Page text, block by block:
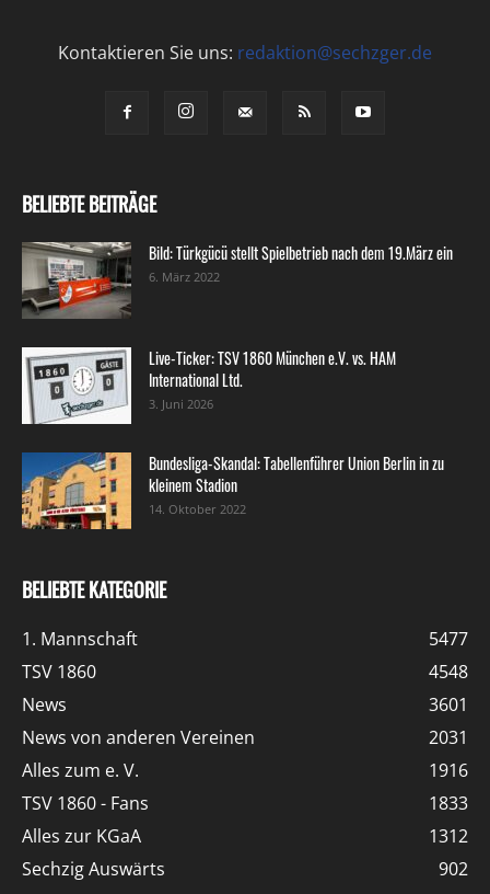
Kontaktieren Sie uns: redaktion@sechzger.de
BELIEBTE BEITRÄGE
Bild: Türkgücü stellt Spielbetrieb nach dem 19.März ein
6. März 2022
Live-Ticker: TSV 1860 München e.V. vs. HAM
International Ltd.
3. Juni 2026
Bundesliga-Skandal: Tabellenführer Union Berlin in zu
kleinem Stadion
14. Oktober 2022
BELIEBTE KATEGORIE
1. Mannschaft
5477
TSV 1860
4548
News
3601
News von anderen Vereinen
2031
Alles zum e. V.
1916
TSV 1860 - Fans
1833
Alles zur KGaA
1312
Sechzig Auswärts
902